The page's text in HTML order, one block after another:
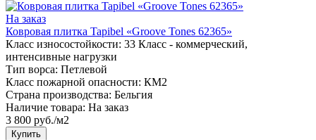
На заказ
Ковровая плитка Tapibel «Groove Tones 62365»
Класс износостойкости: 33 Класс - коммерческий,
интенсивные нагрузки
Тип ворса: Петлевой
Класс пожарной опасности: КМ2
Страна производства: Бельгия
Наличие товара: На заказ
3 800 руб./м2
Купить